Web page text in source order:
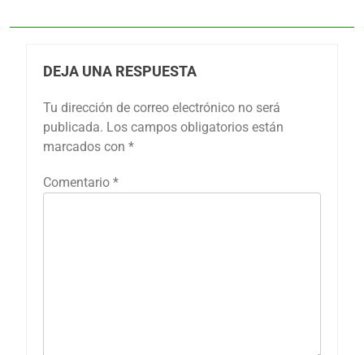
DEJA UNA RESPUESTA
Tu dirección de correo electrónico no será
publicada. Los campos obligatorios están
marcados con *
Comentario *